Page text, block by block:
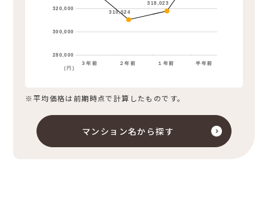
３年前 ２年前 １年前 半年前
280,000
300,000
320,000
310,524
318,023
(円)
※平均価格は前期時点で計算したものです。
マンション名から探す